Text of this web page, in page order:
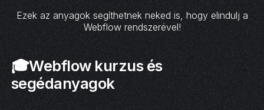
Ezek az anyagok segíthetnek neked is, hogy elindulj a
Webflow rendszerével!
🎓Webflow kurzus és
segédanyagok